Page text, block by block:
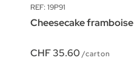
REF: 19P91
Cheesecake framboise
CHF 35.60 /carton